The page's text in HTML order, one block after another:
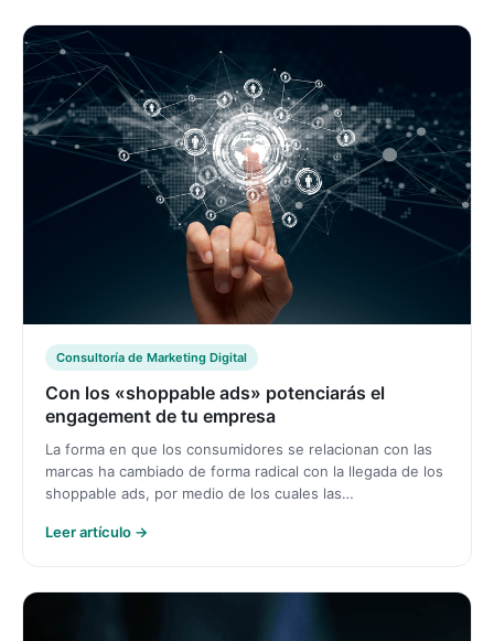
Consultoría de Marketing Digital
Con los «shoppable ads» potenciarás el
engagement de tu empresa
La forma en que los consumidores se relacionan con las
marcas ha cambiado de forma radical con la llegada de los
shoppable ads, por medio de los cuales las…
Leer artículo →